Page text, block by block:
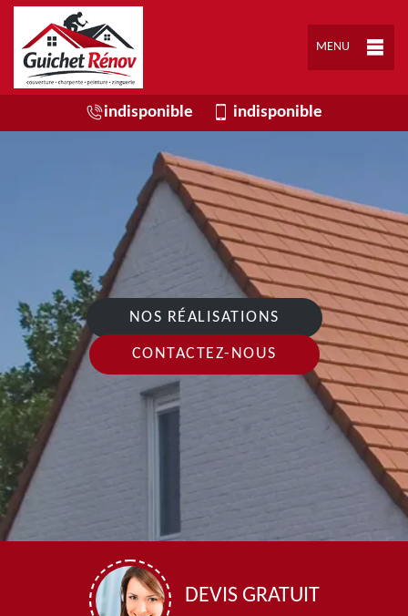
MENU
indisponible indisponible
NOS RÉALISATIONS
CONTACTEZ-NOUS
DEVIS GRATUIT